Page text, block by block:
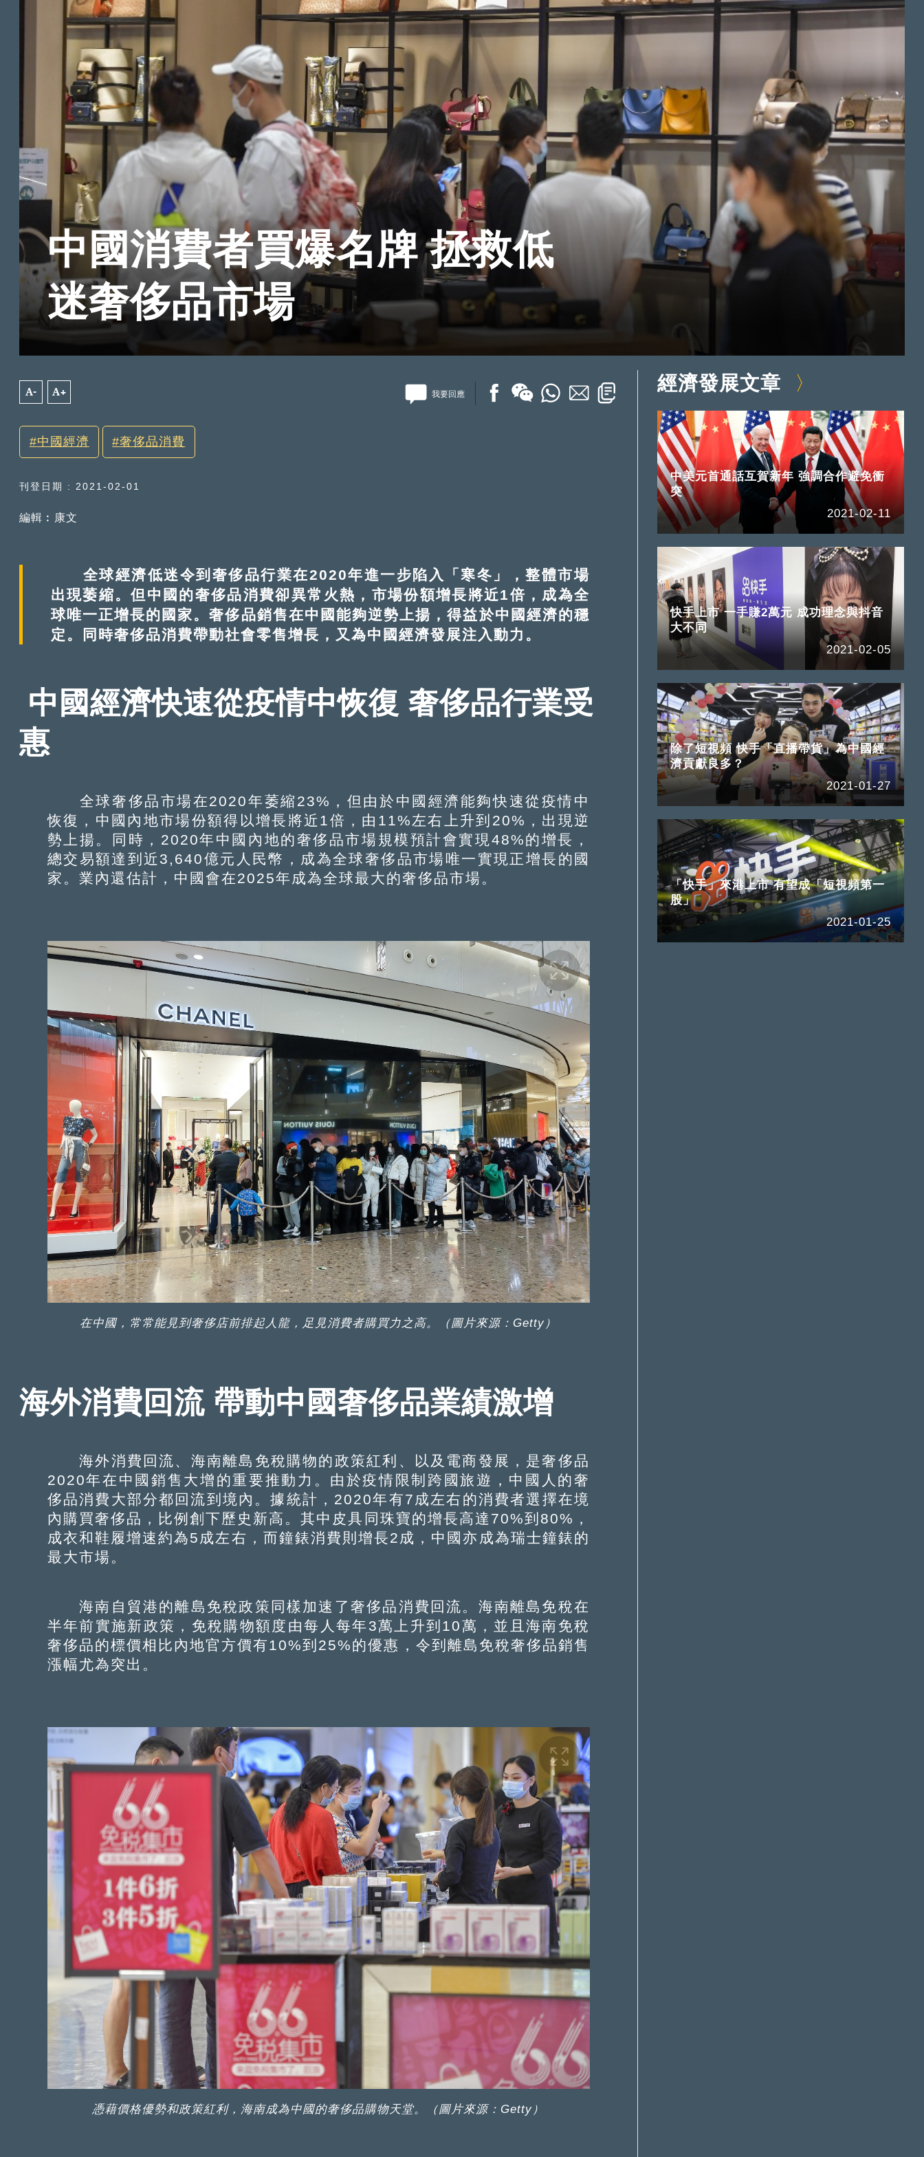
中國消費者買爆名牌 拯救低
迷奢侈品市場
A- A+ 我要回應
中國經濟 奢侈品消費
刊登日期 : 2021-02-01
編輯︰康文
全球經濟低迷令到奢侈品行業在2020年進一步陷入「寒冬」，整體市場
出現萎縮。但中國的奢侈品消費卻異常火熱，市場份額增長將近1倍，成為全
球唯一正增長的國家。奢侈品銷售在中國能夠逆勢上揚，得益於中國經濟的穩
定。同時奢侈品消費帶動社會零售增長，又為中國經濟發展注入動力。
中國經濟快速從疫情中恢復 奢侈品行業受
惠
全球奢侈品市場在2020年萎縮23%，但由於中國經濟能夠快速從疫情中
恢復，中國內地市場份額得以增長將近1倍，由11%左右上升到20%，出現逆
勢上揚。同時，2020年中國內地的奢侈品市場規模預計會實現48%的增長，
總交易額達到近3,640億元人民幣，成為全球奢侈品市場唯一實現正增長的國
家。業內還估計，中國會在2025年成為全球最大的奢侈品市場。
在中國，常常能見到奢侈店前排起人龍，足見消費者購買力之高。（圖片來源：Getty）
海外消費回流 帶動中國奢侈品業績激增
海外消費回流、海南離島免稅購物的政策紅利、以及電商發展，是奢侈品
2020年在中國銷售大增的重要推動力。由於疫情限制跨國旅遊，中國人的奢
侈品消費大部分都回流到境內。據統計，2020年有7成左右的消費者選擇在境
內購買奢侈品，比例創下歷史新高。其中皮具同珠寶的增長高達70%到80%，
成衣和鞋履增速約為5成左右，而鐘錶消費則增長2成，中國亦成為瑞士鐘錶的
最大市場。
海南自貿港的離島免稅政策同樣加速了奢侈品消費回流。海南離島免稅在
半年前實施新政策，免稅購物額度由每人每年3萬上升到10萬，並且海南免稅
奢侈品的標價相比內地官方價有10%到25%的優惠，令到離島免稅奢侈品銷售
漲幅尤為突出。
憑藉價格優勢和政策紅利，海南成為中國的奢侈品購物天堂。（圖片來源：Getty）
經濟發展文章
中美元首通話互賀新年 強調合作避免衝
突
2021-02-11
快手上市 一手賺2萬元 成功理念與抖音
大不同
2021-02-05
除了短視頻 快手「直播帶貨」為中國經
濟貢獻良多？
2021-01-27
「快手」來港上市 有望成「短視頻第一
股」
2021-01-25